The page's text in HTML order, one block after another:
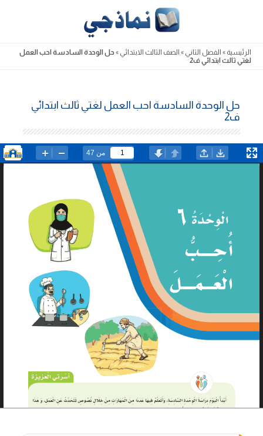
Skip
to
content
الرئيسية » الفصل الثاني » الصف الثالث الابتدائي »حل الوحدة السادسة احب العمل
لغتي ثالث ابتدائي ف2
حل الوحدة السادسة احب العمل لغتي ثالث ابتدائي
ف2